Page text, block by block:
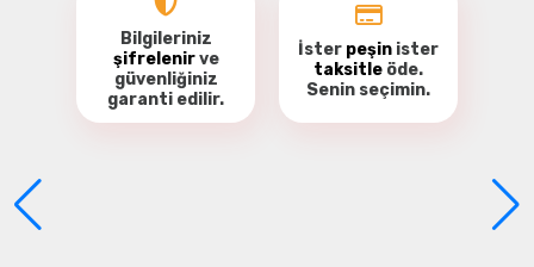
Bilgileriniz
şifrelenirve
güvenliğiniz
garanti edilir.
İster peşin ister
taksitle öde.
Senin seçimin.